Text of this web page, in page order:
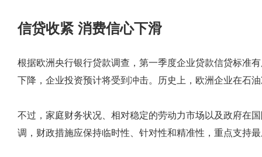
信贷收紧 消费信心下滑
根据欧洲央行银行贷款调查，第一季度企业贷款信贷标准
下降，企业投资预计将受到冲击。历史上，欧洲企业在石
不过，家庭财务状况、相对稳定的劳动力市场以及政府在
调，财政措施应保持临时性、针对性和精准性，重点支持